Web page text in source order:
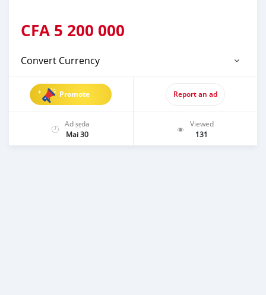
CFA 5 200 000
Convert Currency
Promote Report an ad
Ad ṣẹda
Mai 30
Viewed
131